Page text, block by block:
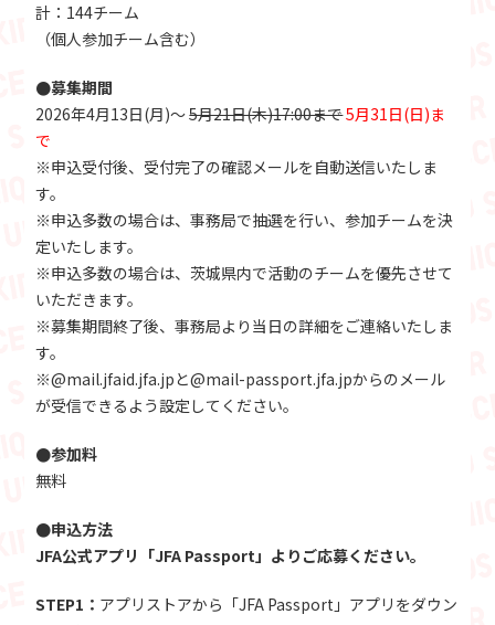
計：144チーム
（個人参加チーム含む）
●募集期間
2026年4月13日(月)～5月21日(木)17:00まで5月31日(日)ま
で
※申込受付後、受付完了の確認メールを自動送信いたしま
す。
※申込多数の場合は、事務局で抽選を行い、参加チームを決
定いたします。
※申込多数の場合は、茨城県内で活動のチームを優先させて
いただきます。
※募集期間終了後、事務局より当日の詳細をご連絡いたしま
す。
※@mail.jfaid.jfa.jpと@mail-passport.jfa.jpからのメール
が受信できるよう設定してください。
●参加料
無料
●申込方法
JFA公式アプリ「JFA Passport」よりご応募ください。
STEP1： アプリストアから「JFA Passport」アプリをダウン